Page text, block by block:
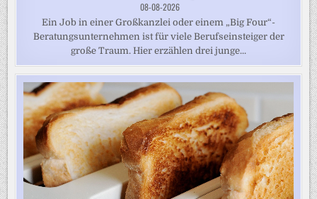
08-08-2026
Ein Job in einer Großkanzlei oder einem „Big Four“-
Beratungsunternehmen ist für viele Berufseinsteiger der
große Traum. Hier erzählen drei junge...